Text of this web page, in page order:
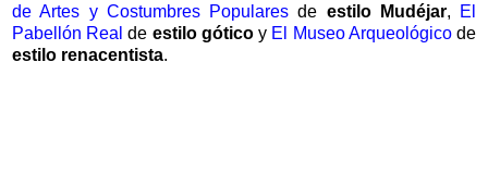
de Artes y Costumbres Populares de estilo Mudéjar,
El
Pabellón Real de estilo góticoy El Museo Arqueológicode
estilo renacentista.